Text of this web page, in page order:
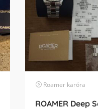
Roamer karóra